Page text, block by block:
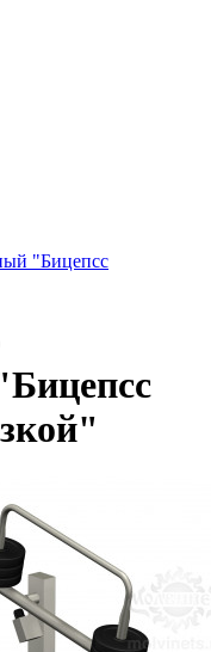
"Бицепсс